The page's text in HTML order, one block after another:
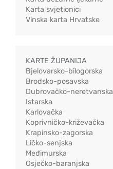
Karta svjetionici
Vinska karta Hrvatske
KARTE ŽUPANIJA
Bjelovarsko-bilogorska
Brodsko-posavska
Dubrovačko-neretvanska
Istarska
Karlovačka
Koprivničko-križevačka
Krapinsko-zagorska
Ličko-senjska
Međimurska
Osječko-baranjska